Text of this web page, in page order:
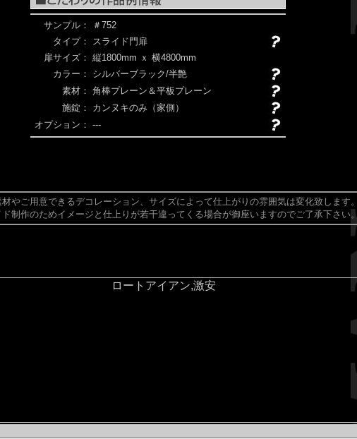
サンプル：
＃752
タイプ：
スライド門扉
扉サイズ： 縦1800mm ｘ 横4800mm
カラー：
シルバーブラック/半艶
素材： 角棒プレーン＆平板プレーン
施錠：
カンヌキのみ（家側）
オプション： ---
やご用意できるデコレーション、サイズによって仕上がりの雰囲気は変化致します。
制作のためイメージと仕上りが若干違ってくる場合が御座いますのでご了承下さい。